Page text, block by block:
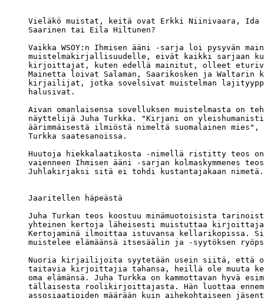
Vieläkö muistat, keitä ovat Erkki Niinivaara, Ida
Saarinen tai Eila Hiltunen?
Vaikka WSOY:n Ihmisen ääni -sarja loi pysyvän
muistelmakirjallisuudelle, eivät kaikki sarjaan
kirjoittajat, kuten edellä mainitut, olleet
Mainetta loivat Salaman, Saarikosken ja
kirjailijat, jotka sovelsivat muistelman
halusivat.
Aivan omanlaisensa sovelluksen muistelmasta on
näyttelijä Juha Turkka. "Kirjani on
äärimmäisestä ilmiöstä nimeltä suomalainen
Turkka saatesanoissa.
Huutoja hiekkalaatikosta -nimellä ristitty teos
vaienneen Ihmisen ääni -sarjan kolmaskymmenes
Juhlakirjaksi sitä ei tohdi kustantajakaan nimetä.
Jaaritellen häpeästä
Juha Turkan teos koostuu minämuotoisista
yhteinen kertoja läheisesti muistuttaa
Kertojaminä ilmoittaa istuvansa kellarikopissa.
muistelee elämäänsä itsesäälin ja -syytöksen
Nuoria kirjailijoita syytetään usein siitä, että
taitavia kirjoittajia tahansa, heillä ole muuta
oma elämänsä. Juha Turkka on kammottavan hyvä
tällaisesta roolikirjoittajasta. Hän luottaa
assosiaatioiden määrään kuin aihekohtaiseen